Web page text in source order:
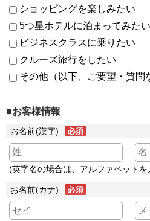
ショッピングを楽しみたい
5つ星ホテルに泊まってみたい
ビジネスクラスに乗りたい
クルーズ旅行をしたい
その他（以下、ご要望・質問
■お客様情報
お名前(漢字)
(英字名の場合は、アルファベット
お名前(カナ)